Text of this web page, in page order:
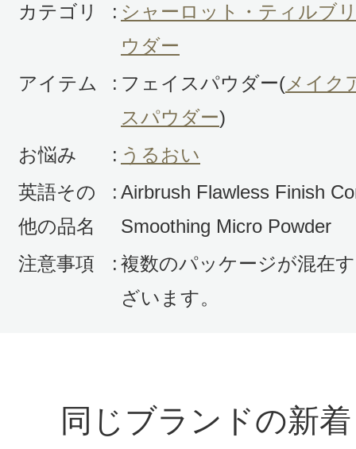
カテゴリ
: シャーロット・ティルブ
ウダー
アイテム
: フェイスパウダー(メイク
スパウダー)
お悩み
: うるおい
英語その
他の品名
: Airbrush Flawless Finish
Smoothing Micro Powder
注意事項
: 複数のパッケージが混在
ざいます。
同じブランドの新